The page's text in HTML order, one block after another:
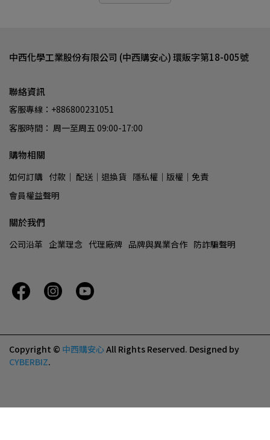
中西化學工業股份有限公司 (中西購安心) 環販字第18-005號
聯絡資訊
客服專線：+886800231051
客服時間： 周一至周五 09:00-17:00
購物相關
如何訂購 付款│ 配送│退換貨 隱私權│版權│免責
會員權益聲明
關於我們
公司沿革 企業理念 代理廠牌 品牌與異業合作 防詐騙聲明
Copyright © 中西購安心All Rights Reserved. Designed by
CYBERBIZ.